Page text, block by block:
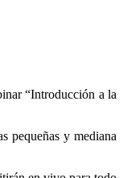
“Introducción a la
pequeñas y mediana